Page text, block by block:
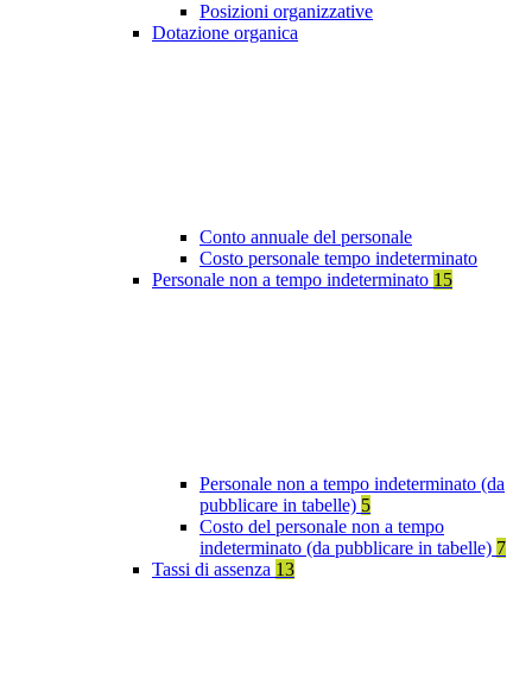
Posizioni organizzative
Dotazione organica
Conto annuale del personale
Costo personale tempo indeterminato
Personale non a tempo indeterminato 15
Personale non a tempo indeterminato (da
pubblicare in tabelle) 5
Costo del personale non a tempo
indeterminato (da pubblicare in tabelle) 7
Tassi di assenza 13